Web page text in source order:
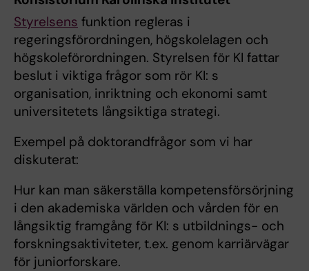
Styrelsens funktion regleras i
regeringsförordningen, högskolelagen och
högskoleförordningen. Styrelsen för KI fattar
beslut i viktiga frågor som rör KI: s
organisation, inriktning och ekonomi samt
universitetets långsiktiga strategi.
Exempel på doktorandfrågor som vi har
diskuterat:
Hur kan man säkerställa kompetensförsörjning
i den akademiska världen och vården för en
långsiktig framgång för KI: s utbildnings- och
forskningsaktiviteter, t.ex. genom karriärvägar
för juniorforskare.